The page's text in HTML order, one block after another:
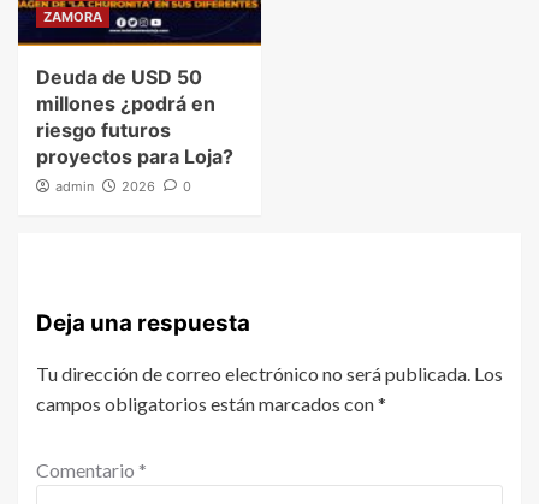
ZAMORA
Deuda de USD 50
millones ¿podrá en
riesgo futuros
proyectos para Loja?
admin 2026 0
Deja una respuesta
Tu dirección de correo electrónico no será publicada. Los
campos obligatorios están marcados con*
Comentario *